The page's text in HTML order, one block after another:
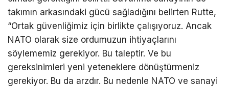
takımın arkasındaki gücü sağladığını belirten Rutte,
“Ortak güvenliğimiz için birlikte çalışıyoruz. Ancak
NATO olarak size ordumuzun ihtiyaçlarını
söylememiz gerekiyor. Bu taleptir. Ve bu
gereksinimleri yeni yeteneklere dönüştürmeniz
gerekiyor. Bu da arzdır. Bu nedenle NATO ve sanayi